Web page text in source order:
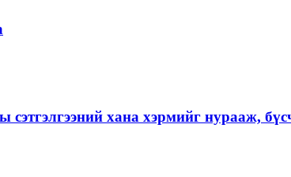
хана хэрмийг нурааж,